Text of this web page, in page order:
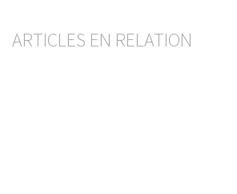
ARTICLES EN RELATION